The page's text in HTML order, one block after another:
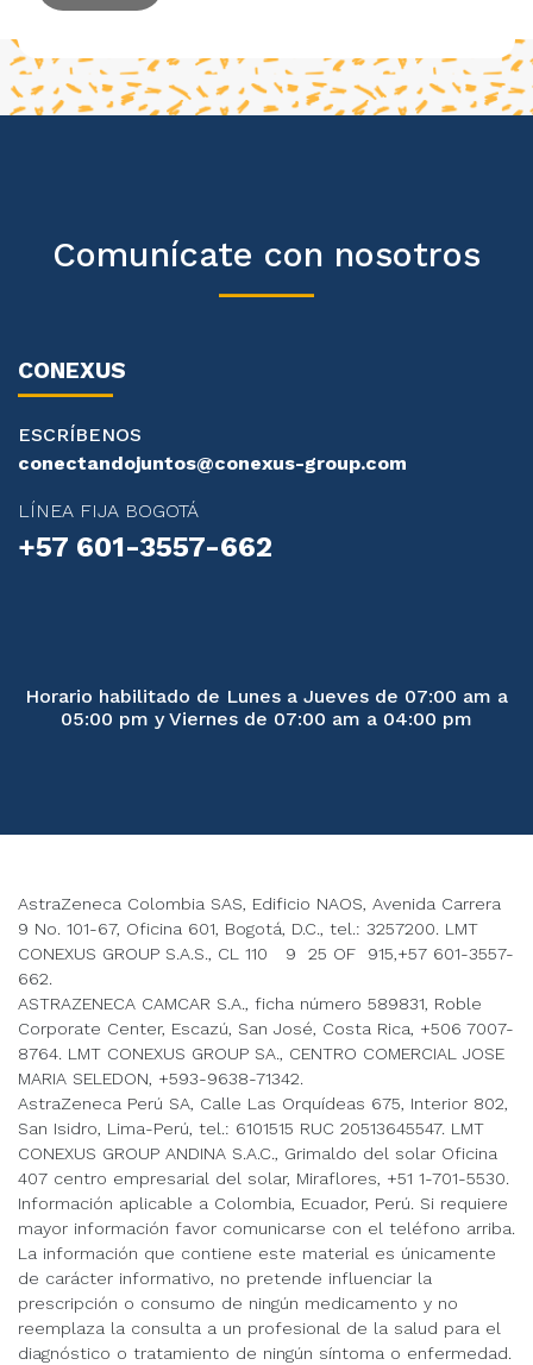
Comunícate con nosotros
CONEXUS
ESCRÍBENOS
conectandojuntos@conexus-group.com
LÍNEA FIJA BOGOTÁ
+57 601-3557-662
Horario habilitado de Lunes a Jueves de 07:00 am a
05:00 pm y Viernes de 07:00 am a 04:00 pm
AstraZeneca Colombia SAS, Edificio NAOS, Avenida Carrera
9 No. 101-67, Oficina 601, Bogotá, D.C., tel.: 3257200. LMT
CONEXUS GROUP S.A.S., CL 110 9 25 OF 915,+57 601-3557-
662.
ASTRAZENECA CAMCAR S.A., ficha número 589831, Roble
Corporate Center, Escazú, San José, Costa Rica, +506 7007-
8764. LMT CONEXUS GROUP SA., CENTRO COMERCIAL JOSE
MARIA SELEDON, +593-9638-71342.
AstraZeneca Perú SA, Calle Las Orquídeas 675, Interior 802,
San Isidro, Lima-Perú, tel.: 6101515 RUC 20513645547. LMT
CONEXUS GROUP ANDINA S.A.C., Grimaldo del solar Oficina
407 centro empresarial del solar, Miraflores, +51 1-701-5530.
Información aplicable a Colombia, Ecuador, Perú. Si requiere
mayor información favor comunicarse con el teléfono arriba.
La información que contiene este material es únicamente
de carácter informativo, no pretende influenciar la
prescripción o consumo de ningún medicamento y no
reemplaza la consulta a un profesional de la salud para el
diagnóstico o tratamiento de ningún síntoma o enfermedad.